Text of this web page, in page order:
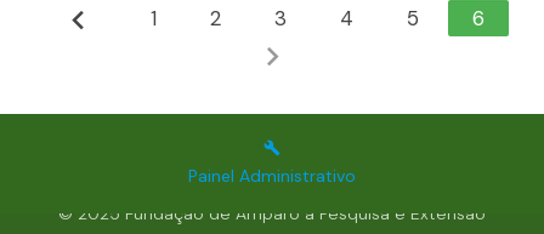
chevron_left 1 2 3 4 5 6
chevron_right
build
Painel Administrativo
© 2025 Fundação de Amparo à Pesquisa e Extensão